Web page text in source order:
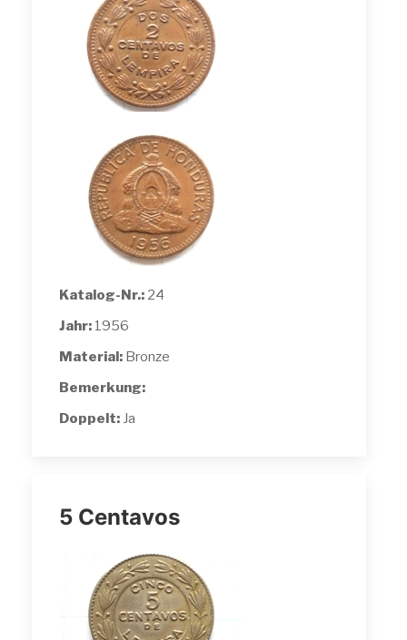
Katalog-Nr.: 24
Jahr: 1956
Material: Bronze
Bemerkung:
Doppelt: Ja
5 Centavos